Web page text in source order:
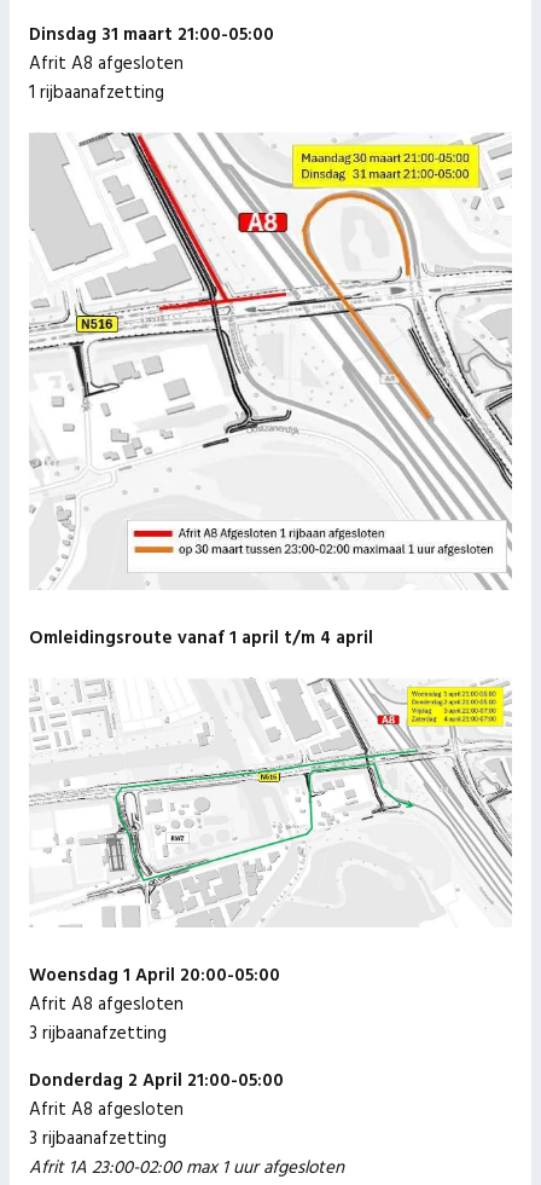
Dinsdag 31 maart 21:00-05:00
Afrit A8 afgesloten
1 rijbaanafzetting
Omleidingsroute vanaf 1 april t/m 4 april
Woensdag 1 April 20:00-05:00
Afrit A8 afgesloten
3 rijbaanafzetting
Donderdag 2 April 21:00-05:00
Afrit A8 afgesloten
3 rijbaanafzetting
Afrit 1A 23:00-02:00 max 1 uur afgesloten